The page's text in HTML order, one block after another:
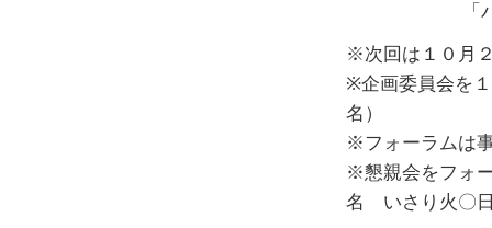
「パワエレ
※次回は１０月
※企画委員会を
名）
※フォーラムは
※懇親会をフォ
名 いさり火〇